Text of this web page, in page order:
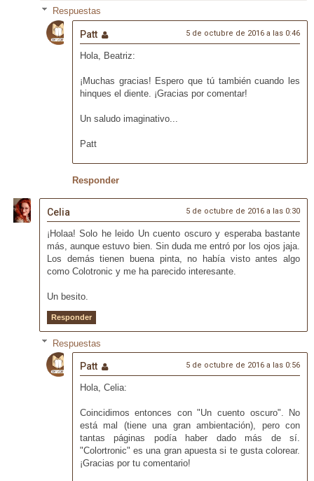
Respuestas
Patt 5 de octubre de 2016 a las 0:46
Hola, Beatriz:
¡Muchas gracias! Espero que tú también cuando les
hinques el diente. ¡Gracias por comentar!
Un saludo imaginativo...
Patt
Responder
Celia 5 de octubre de 2016 a las 0:30
¡Holaa! Solo he leido Un cuento oscuro y esperaba bastante
más, aunque estuvo bien. Sin duda me entró por los ojos jaja.
Los demás tienen buena pinta, no había visto antes algo
como Colotronic y me ha parecido interesante.
Un besito.
Responder
Respuestas
Patt 5 de octubre de 2016 a las 0:56
Hola, Celia:
Coincidimos entonces con "Un cuento oscuro". No
está mal (tiene una gran ambientación), pero con
tantas páginas podía haber dado más de sí.
"Colortronic" es una gran apuesta si te gusta colorear.
¡Gracias por tu comentario!